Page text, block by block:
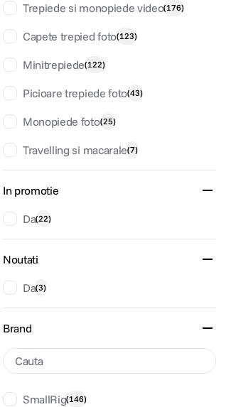
8. sony fx
Trepiede si monopiede video(176)
Capete trepied foto(123)
Minitrepiede(122)
Picioare trepiede foto(43)
Monopiede foto(25)
Travelling si macarale(7)
In promotie
Da(22)
Noutati
Da(3)
Brand
SmallRig(146)